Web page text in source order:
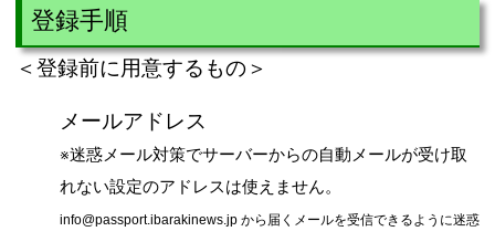
登録手順
＜登録前に用意するもの＞
メールアドレス
※迷惑メール対策でサーバーからの自動メールが受け取
れない設定のアドレスは使えません。
info@passport.ibarakinews.jp から届くメールを受信できるように迷惑